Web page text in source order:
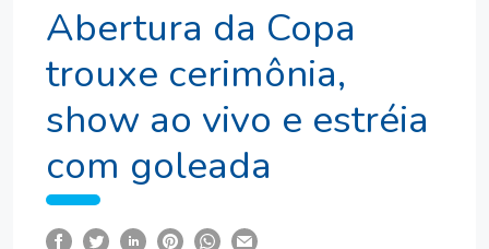
Abertura da Copa
trouxe cerimônia,
show ao vivo e estréia
com goleada